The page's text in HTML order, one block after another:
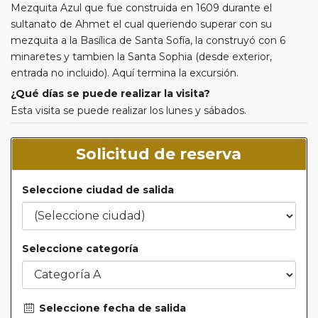
Mezquita Azul que fue construida en 1609 durante el
sultanato de Ahmet el cual queriendo superar con su
mezquita a la Basílica de Santa Sofía, la construyó con 6
minaretes y tambien la Santa Sophia (desde exterior,
entrada no incluido). Aquí termina la excursión.
¿Qué días se puede realizar la visita?
Esta visita se puede realizar los lunes y sábados.
Solicitud de reserva
Seleccione ciudad de salida
Seleccione categoría
Seleccione fecha de salida